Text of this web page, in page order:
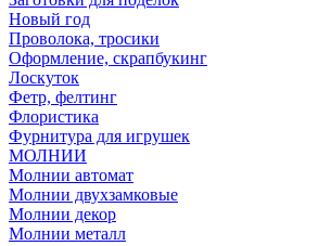
Новый год
Проволока, тросики
Оформление, скрапбукинг
Лоскуток
Фетр, фелтинг
Флористика
Фурнитура для игрушек
МОЛНИИ
Молнии автомат
Молнии двухзамковые
Молнии декор
Молнии металл